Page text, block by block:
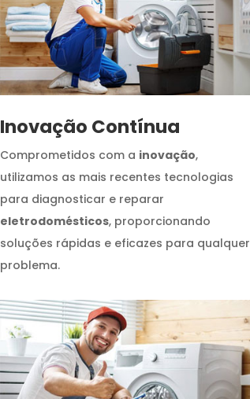
Inovação Contínua
Comprometidos com a inovação,
utilizamos as mais recentes tecnologias
para diagnosticar e reparar
eletrodomésticos, proporcionando
soluções rápidas e eficazes para qualquer
problema.